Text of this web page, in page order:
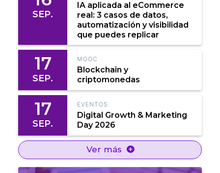
SEP.
IA aplicada al eCommerce
real: 3 casos de datos,
automatización y visibilidad
que puedes replicar
17
SEP.
MOOC
Blockchain y
criptomonedas
17
SEP.
EVENTOS
Digital Growth & Marketing
Day 2026
Ver más